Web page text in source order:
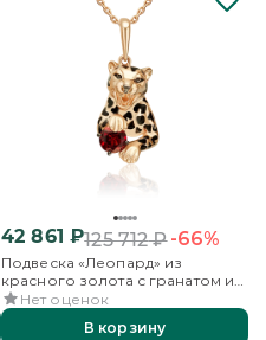
42 861 ₽125 712₽-66%
Подвеска «Леопард» из
красного золота с гранатом и
эмалью
Нет оценок
В корзину